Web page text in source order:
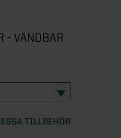
- VÄNDBAR
TILLBEHÖR